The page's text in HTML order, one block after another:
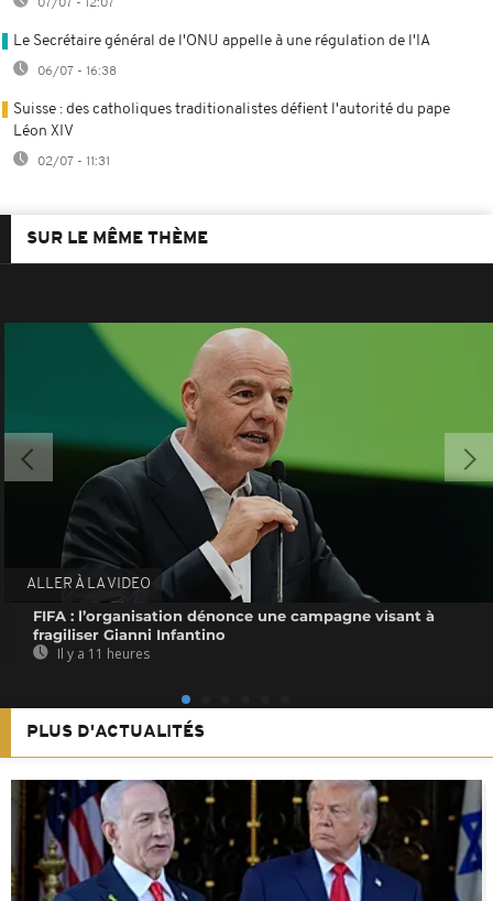
07/07 - 12:07
Le Secrétaire général de l'ONU appelle à une régulation de l'IA
06/07 - 16:38
Suisse : des catholiques traditionalistes défient l'autorité du pape
Léon XIV
02/07 - 11:31
SUR LE MÊME THÈME
ALLER À LA VIDEO
FIFA : l’organisation dénonce une campagne visant à
fragiliser Gianni Infantino
Il y a 11 heures
PLUS D'ACTUALITÉS